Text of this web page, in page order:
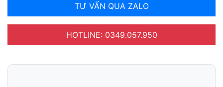
TƯ VẤN QUA ZALO
HOTLINE: 0349.057.950